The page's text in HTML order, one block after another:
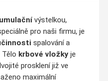
výstelkou,
pro naši firmu, je
spalování a
Tělo krbové vložkyje
prosklení již ve
maximální